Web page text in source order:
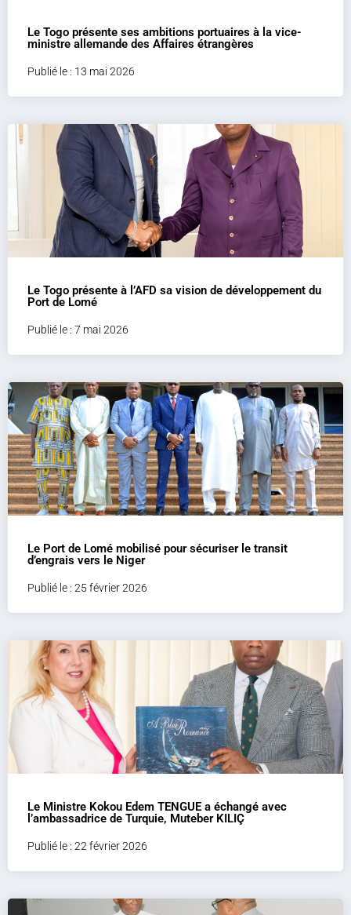
Le Togo présente ses ambitions portuaires à la vice-
ministre allemande des Affaires étrangères
Publié le : 13 mai 2026
Le Togo présente à l’AFD sa vision de développement du
Port de Lomé
Publié le : 7 mai 2026
Le Port de Lomé mobilisé pour sécuriser le transit
d’engrais vers le Niger
Publié le : 25 février 2026
Le Ministre Kokou Edem TENGUE a échangé avec
l’ambassadrice de Turquie, Muteber KILIÇ
Publié le : 22 février 2026